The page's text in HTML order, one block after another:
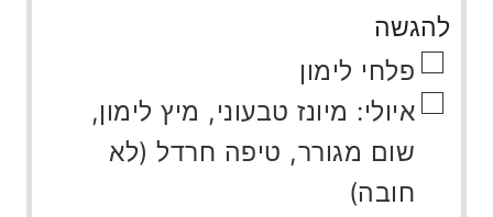
להגשה
▢ פלחי לימון
▢ איולי: מיונז טבעוני, מיץ לימון,
שום מגורר, טיפה חרדל (לא
חובה)